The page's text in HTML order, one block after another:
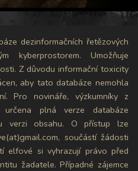
dezinformačních řetězových
kyberprostorem. Umožňuje
Z důvodu informační toxicity
aby tato databáze nemohla
Pro novináře, výzkumníky z
plná verze databáze
verzi obsahu. O přístup lze
součástí žádosti
elfové si vyhrazují právo před
žadatele. Případné zájemce